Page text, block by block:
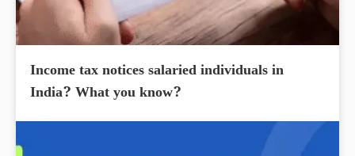
Income tax notices salaried individuals in
India? What you know?